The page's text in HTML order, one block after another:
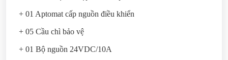
+ 01 Aptomat cấp nguồn điều khiển
+ 05 Cầu chì bảo vệ
+ 01 Bộ nguồn 24VDC/10A